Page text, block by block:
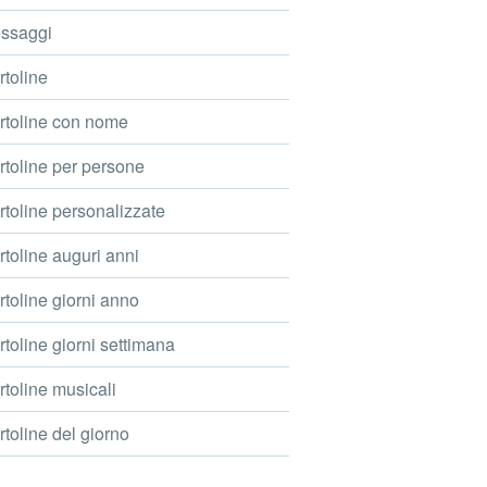
con nome
per persone
personalizzate
auguri anni
giorni anno
giorni settimana
musicali
del giorno